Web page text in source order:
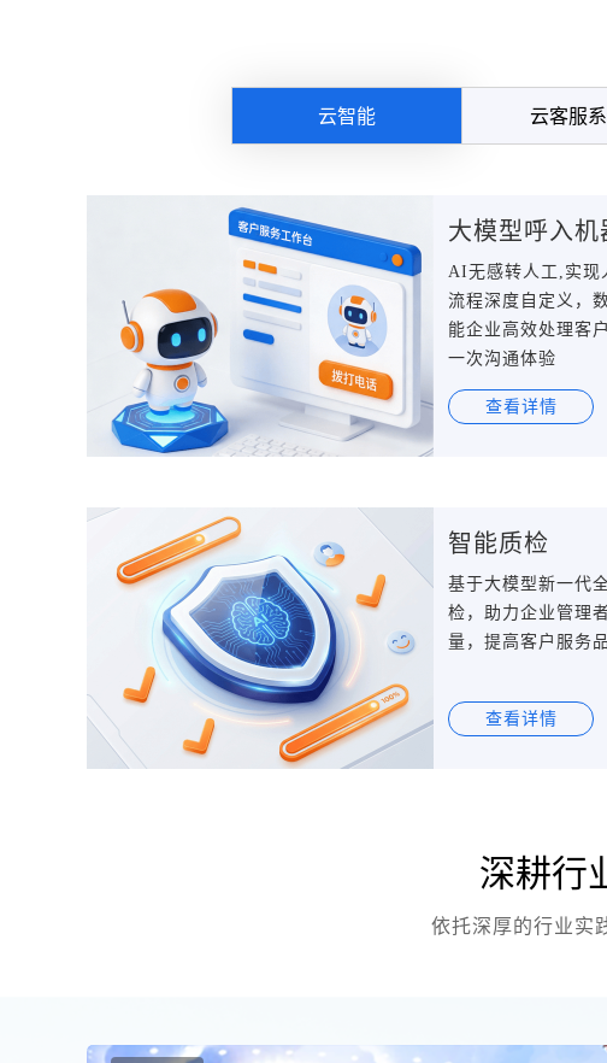
云智能 云客服
大模型呼入机
AI无感转人工,实现
流程深度自定义，
能企业高效处理客
一次沟通体验
查看详情
智能质检
基于大模型新一代
检，助力企业管理
量，提高客户服务品
查看详情
深耕行
依托深厚的行业实